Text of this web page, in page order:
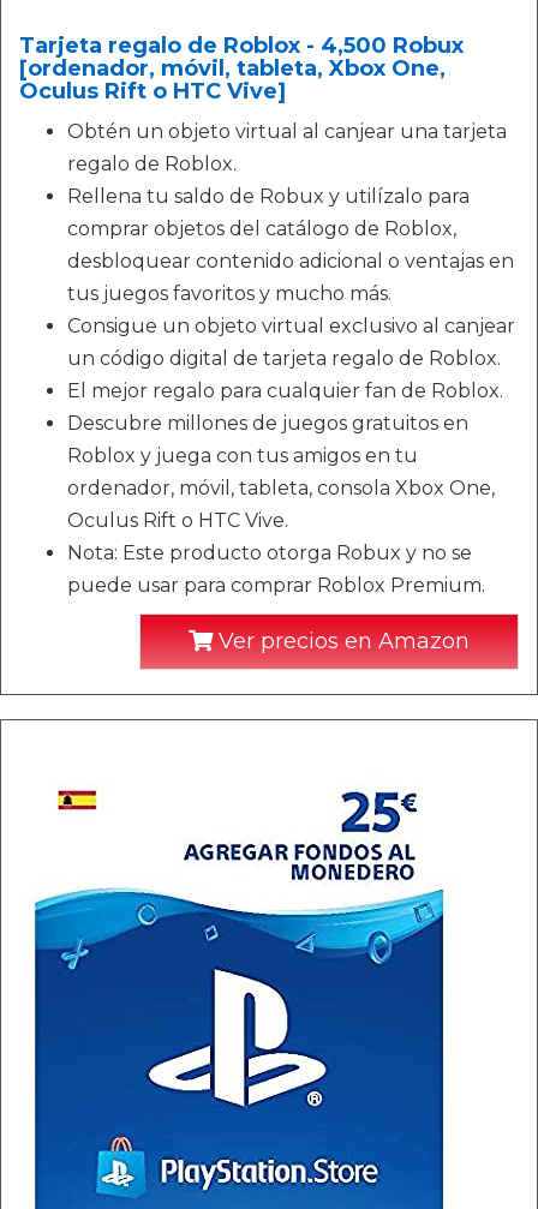
Tarjeta regalo de Roblox - 4,500 Robux
[ordenador, móvil, tableta, Xbox One,
Oculus Rift o HTC Vive]
Obtén un objeto virtual al canjear una tarjeta
regalo de Roblox.
Rellena tu saldo de Robux y utilízalo para
comprar objetos del catálogo de Roblox,
desbloquear contenido adicional o ventajas en
tus juegos favoritos y mucho más.
Consigue un objeto virtual exclusivo al canjear
un código digital de tarjeta regalo de Roblox.
El mejor regalo para cualquier fan de Roblox.
Descubre millones de juegos gratuitos en
Roblox y juega con tus amigos en tu
ordenador, móvil, tableta, consola Xbox One,
Oculus Rift o HTC Vive.
Nota: Este producto otorga Robux y no se
puede usar para comprar Roblox Premium.
Ver precios en Amazon